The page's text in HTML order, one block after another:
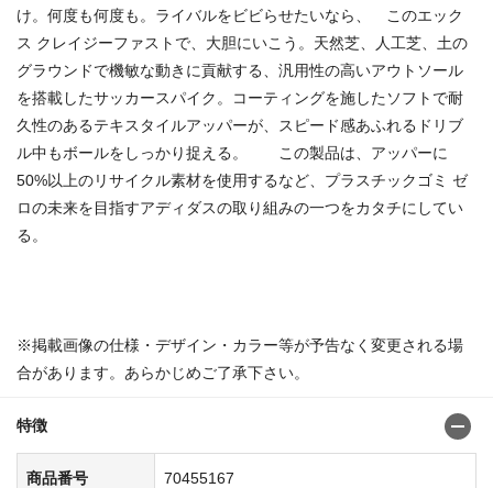
け。何度も何度も。ライバルをビビらせたいなら、 このエック
ス クレイジーファストで、大胆にいこう。天然芝、人工芝、土の
グラウンドで機敏な動きに貢献する、汎用性の高いアウトソール
を搭載したサッカースパイク。コーティングを施したソフトで耐
久性のあるテキスタイルアッパーが、スピード感あふれるドリブ
ル中もボールをしっかり捉える。 この製品は、アッパーに
50%以上のリサイクル素材を使用するなど、プラスチックゴミ ゼ
ロの未来を目指すアディダスの取り組みの一つをカタチにしてい
る。
※掲載画像の仕様・デザイン・カラー等が予告なく変更される場
合があります。あらかじめご了承下さい。
特徴
商品番号 70455167